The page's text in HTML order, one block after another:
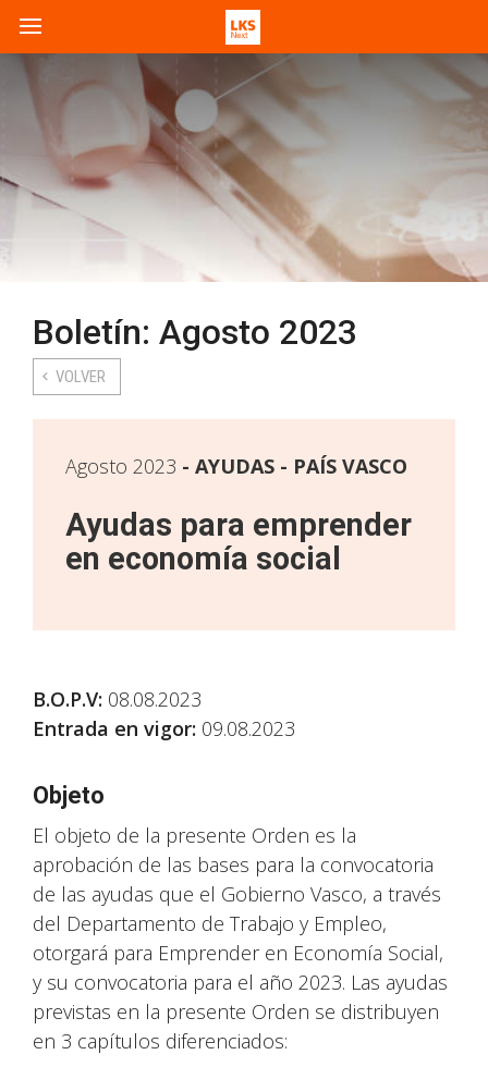
Boletín: Agosto 2023
VOLVER
Agosto 2023 AYUDAS - PAÍS VASCO
Ayudas para emprender
en economía social
B.O.P.V: 08.08.2023
Entrada en vigor: 09.08.2023
Objeto
El objeto de la presente Orden es la
aprobación de las bases para la convocatoria
de las ayudas que el Gobierno Vasco, a través
del Departamento de Trabajo y Empleo,
otorgará para Emprender en Economía Social,
y su convocatoria para el año 2023. Las ayudas
previstas en la presente Orden se distribuyen
en 3 capítulos diferenciados: